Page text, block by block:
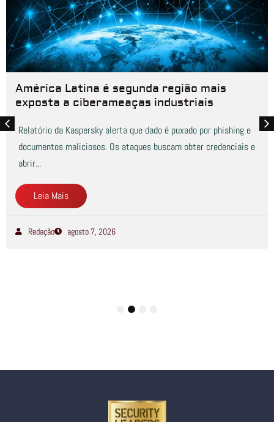
América Latina é segunda região mais
exposta a ciberameaças industriais
Relatório da Kaspersky alerta que dado é puxado por phishing e
documentos maliciosos. Os ataques buscam obter credenciais e
abrir...
Leia Mais
Redação agosto 7, 2026